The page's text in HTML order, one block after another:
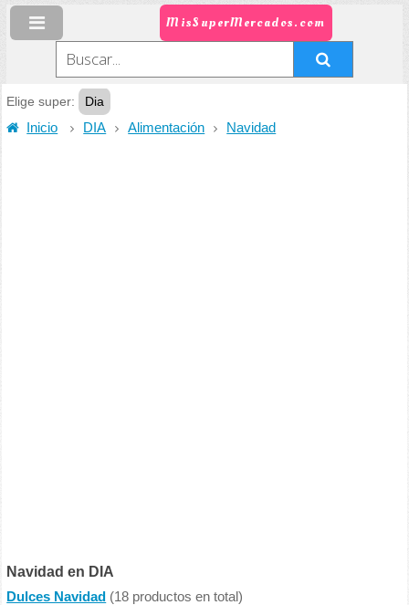
MisSuperMercados.com
Elige super:
Dia
Inicio
DIA Alimentación Navidad
Navidad en DIA
Dulces Navidad (18 productos en total)